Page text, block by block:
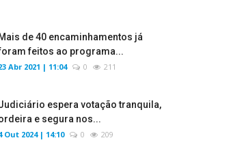
Mais de 40 encaminhamentos já
feitos ao programa...
Abr 2021 | 11:04 0 211
espera votação tranquila,
e segura nos...
Out 2024 | 14:10 0 209